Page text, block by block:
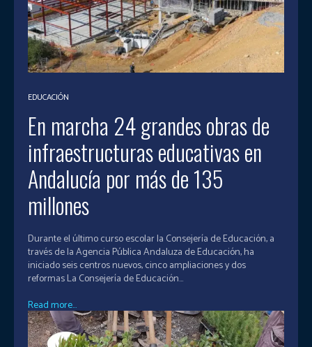
EDUCACIÓN
En marcha 24 grandes obras de
infraestructuras educativas en
Andalucía por más de 135
millones
Durante el último curso escolar la Consejería de Educación, a
través de la Agencia Pública Andaluza de Educación, ha
iniciado seis centros nuevos, cinco ampliaciones y dos
reformas La Consejería de Educación...
Read more...